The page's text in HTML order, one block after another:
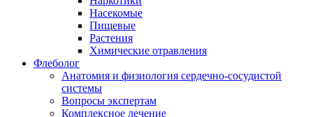
Насекомые
Пищевые
Растения
Химические отравления
Флеболог
Анатомия и физиология сердечно-сосудистой
системы
Вопросы экспертам
Комплексное лечение